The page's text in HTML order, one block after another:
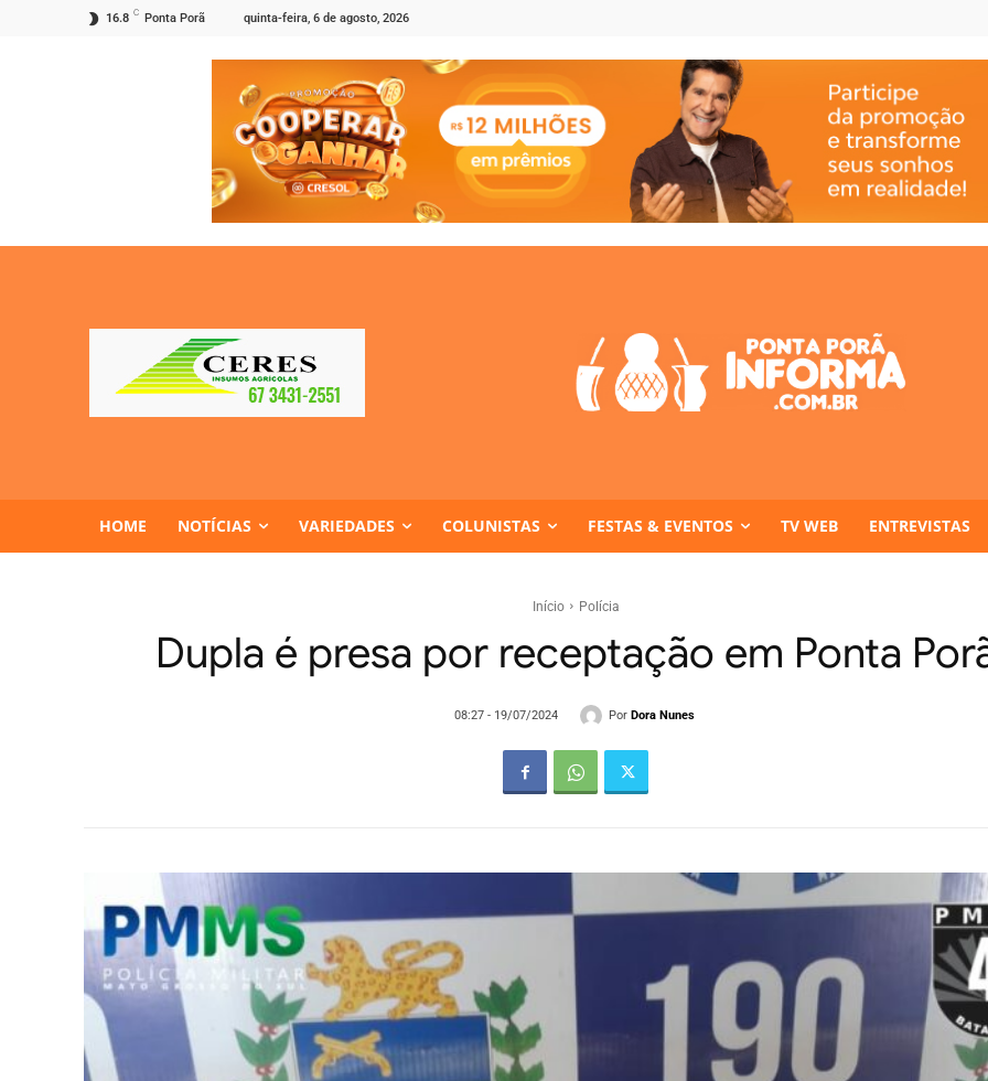
16.8 C Ponta Porã quinta-feira, 6 de agosto, 2026
HOME NOTÍCIAS VARIEDADES COLUNISTAS FESTAS & EVENTOS TV WEB ENTREVISTAS
Início Polícia
Dupla é presa por receptação em Ponta
08:27 - 19/07/2024 Por Dora Nunes